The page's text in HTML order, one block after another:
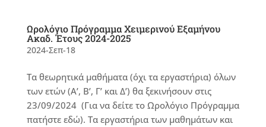
Ωρολόγιο Πρόγραμμα Χειμερινού Εξαμήνου
Ακαδ. Έτους 2024-2025
2024-Σεπ-18
Τα θεωρητικά μαθήματα (όχι τα εργαστήρια) όλων
των ετών (Α’, Β’, Γ’ και Δ’) θα ξεκινήσουν στις
23/09/2024 (Για να δείτε το Ωρολόγιο Πρόγραμμα
πατήστε εδώ). Τα εργαστήρια των μαθημάτων και